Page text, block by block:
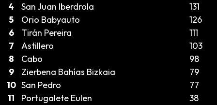
4
San Juan Iberdrola
131
5
Orio Babyauto
126
6
Tirán Pereira
111
7
Astillero
103
8
Cabo
98
9
Zierbena Bahías Bizkaia
79
10 San Pedro
77
11
Portugalete Eulen
38